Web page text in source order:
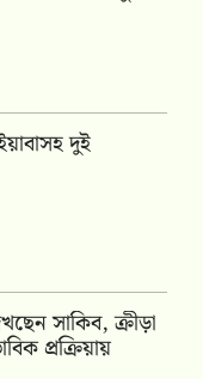
দুই
সাকিব, ক্রীড়া
প্রক্রিয়ায়